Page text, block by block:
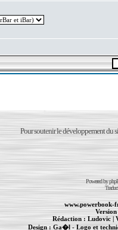
Pour soutenir le développement du
Powered by
www.powerbook-
Rédaction :Ludovic|
Design : Ga�l - Logo et